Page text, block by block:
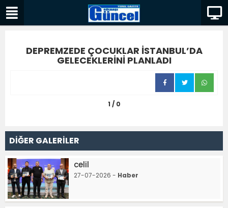
DEPREMZEDE ÇOCUKLAR İSTANBUL’DA
GELECEKLERİNİ PLANLADI
1 / 0
DİĞER GALERİLER
celil
27-07-2026 - Haber